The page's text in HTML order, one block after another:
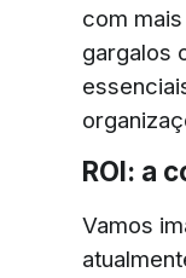
com
gargalos
ROI: a
Vamos